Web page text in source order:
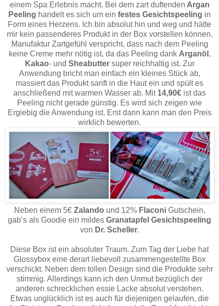
einem Spa Erlebnis macht. Bei dem zart duftenden Argan
Peeling handelt es sich um ein festes Gesichtspeeling in
Form eines Herzens. Ich bin absolut hin und weg und hätte
mir kein passenderes Produkt in der Box vorstellen können.
Manufaktur Zartgefühl verspricht, dass nach dem Peeling
keine Creme mehr nötig ist, da das Peeling dank Arganöl ,
Kakao- und Sheabutter super reichhaltig ist. Zur
Anwendung bricht man einfach ein kleines Stück ab,
massiert das Produkt sanft in die Haut ein und spült es
anschließend mit warmen Wasser ab. Mit 14,90€ ist das
Peeling nicht gerade günstig. Es wird sich zeigen wie
Ergiebig die Anwendung ist. Erst dann kann man den Preis
wirklich bewerten.
Neben einem 5€ Zalando und 12% Flaconi Gutschein,
gab’s als Goodie ein mildes Granatapfel Gesichtspeeling
von Dr. Scheller.
Diese Box ist ein absoluter Traum. Zum Tag der Liebe hat
Glossybox eine derart liebevoll zusammengestellte Box
verschickt. Neben dem tollen Design sind die Produkte sehr
stimmig. Allerdings kann ich den Unmut bezüglich der
anderen schrecklichen essie Lacke absolut verstehen.
Etwas unglücklich ist es auch für diejenigen gelaufen, die